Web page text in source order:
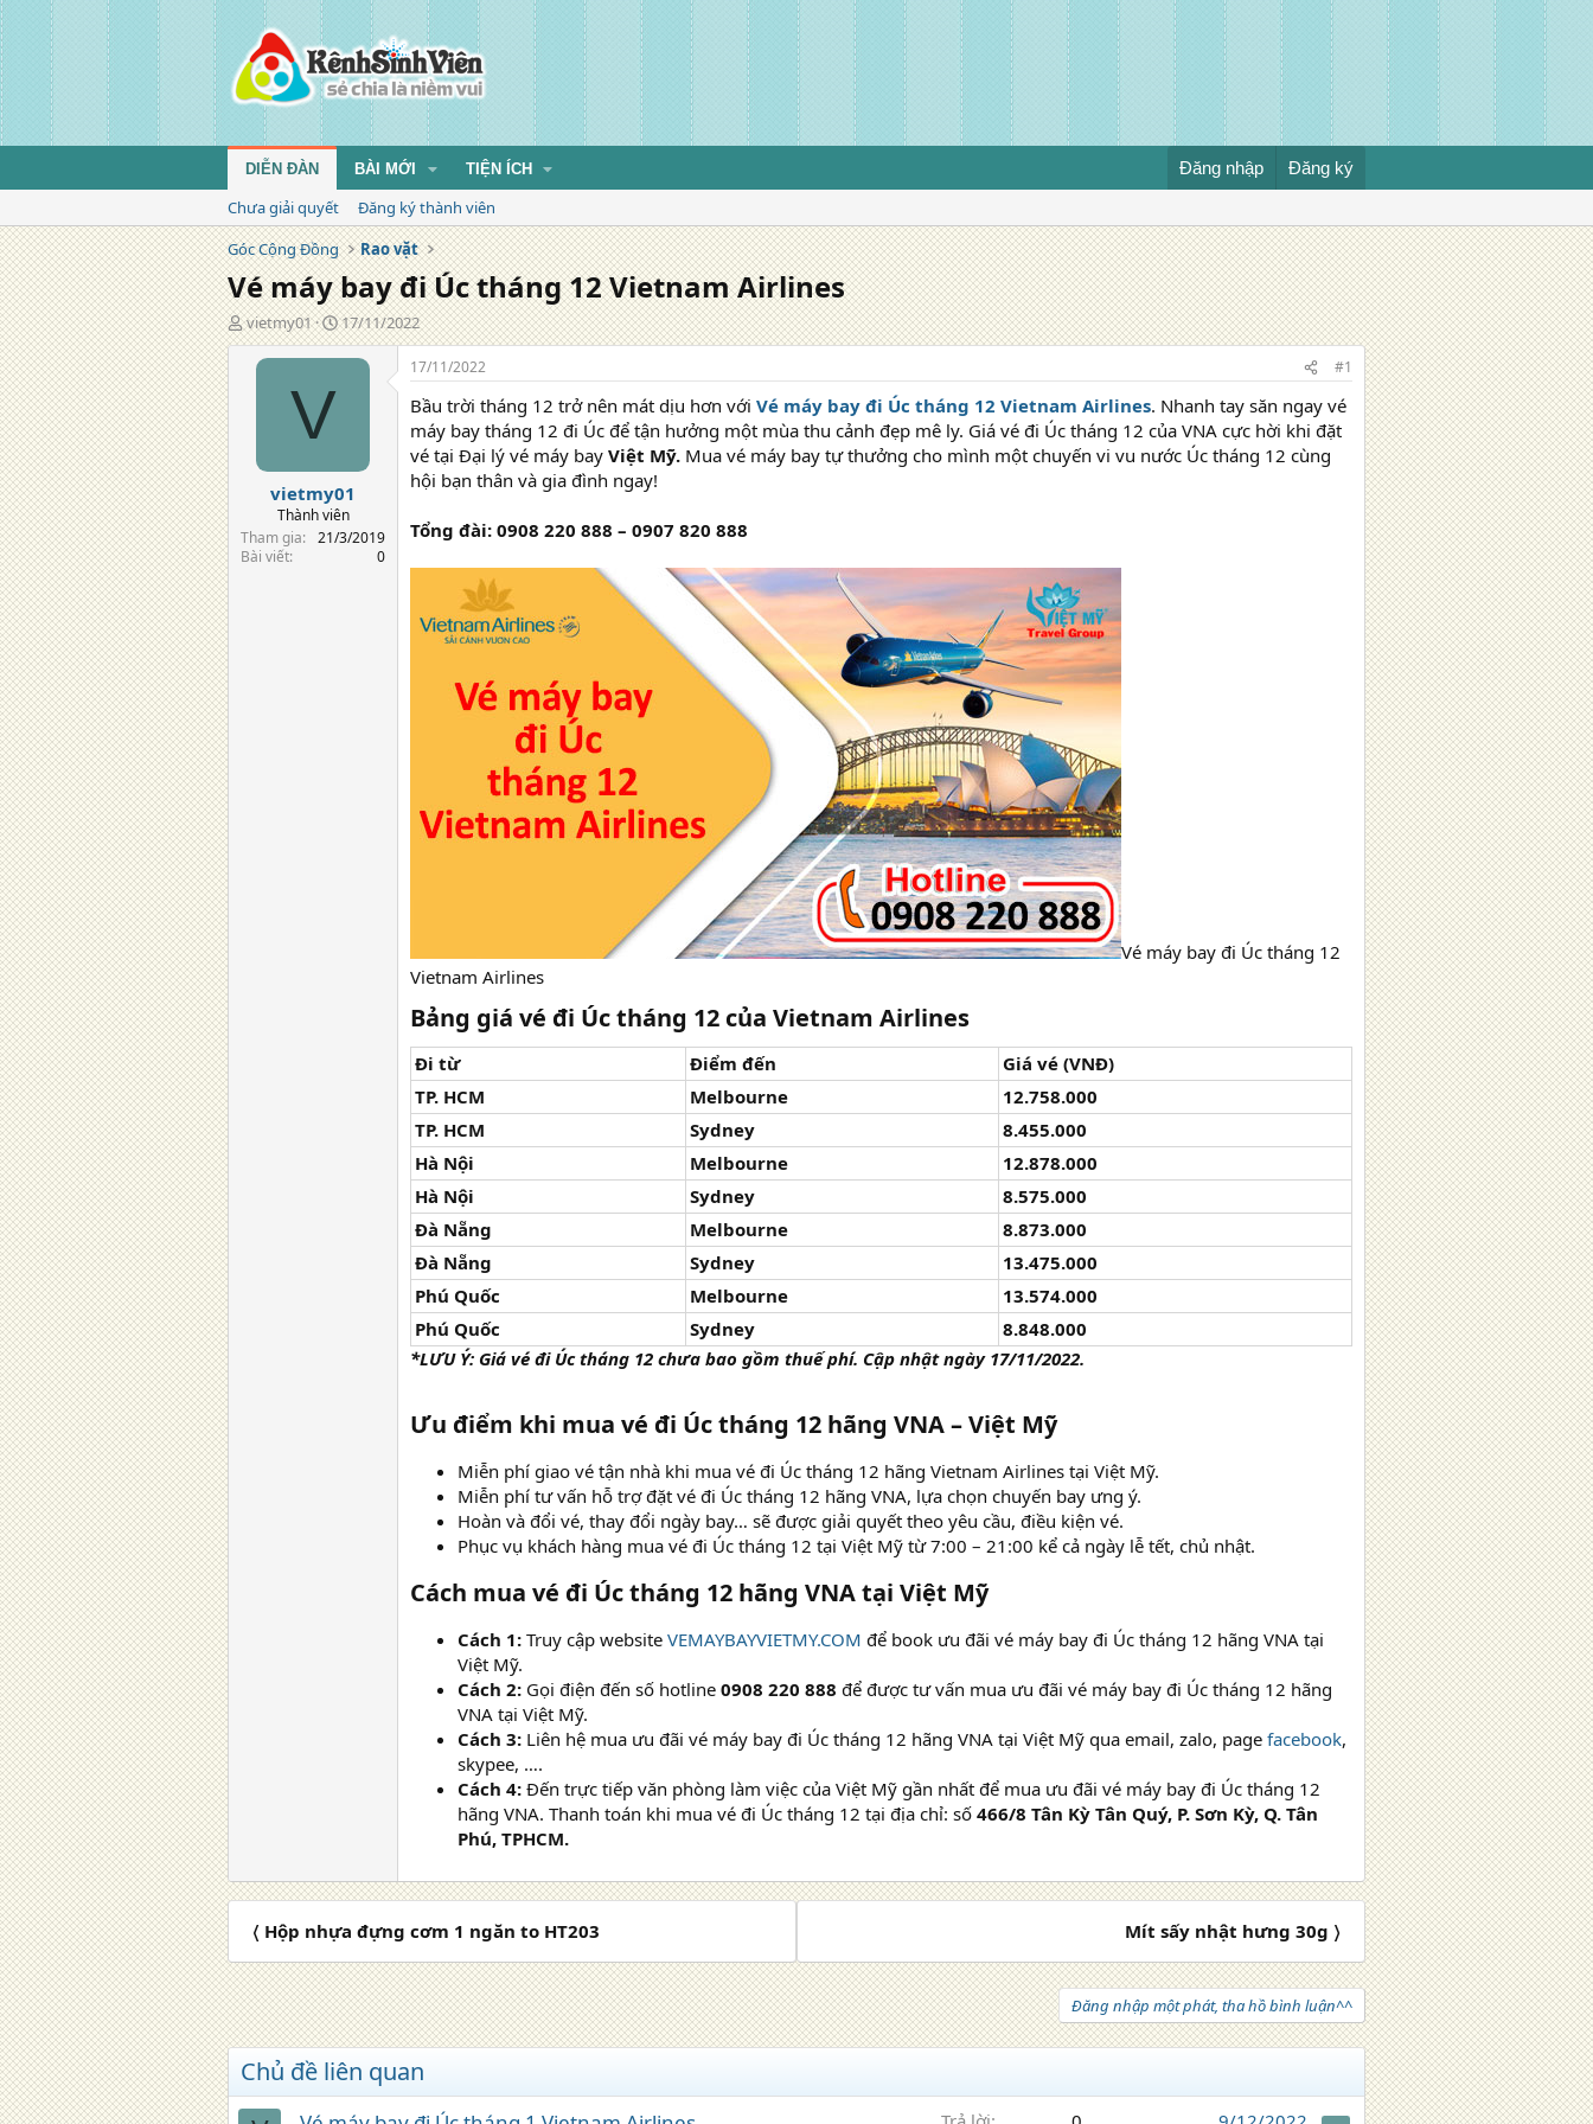
DIỄN ĐÀN BÀI MỚI TIỆN ÍCH Đăng nhập Đăng ký
Chưa giải quyết
Đăng ký thành viên
Góc Cộng Đồng
Rao vặt
Vé máy bay đi Úc tháng 12 Vietnam Airlines
T
á
vietmy01
N
g
à
g
17/11/2022
V
vietmy01
Thành viên
Tham gia
21/3/2019
Bài viết
0
17/11/2022 #1
Bầu trời tháng 12 trở nên mát dịu hơn với Vé máy bay đi Úc tháng 12 Vietnam Airlines. Nhanh tay săn ngay vé
máy bay tháng 12 đi Úc để tận hưởng một mùa thu cảnh đẹp mê ly. Giá vé đi Úc tháng 12 của VNA cực hời khi đặt
vé tại Đại lý vé máy bay Việt Mỹ. Mua vé máy bay tự thưởng cho mình một chuyến vi vu nước Úc tháng 12 cùng
hội bạn thân và gia đình ngay!
Tổng đài: 0908 220 888 – 0907 820 888
Vé máy bay đi Úc tháng 12
Vietnam Airlines
Bảng giá vé đi Úc tháng 12 của Vietnam Airlines
Đi từ Điểm đến
Giá vé (VNĐ)
TP. HCM
Melbourne
12.758.000
TP. HCM
Sydney
8.455.000
Hà Nội
Melbourne
12.878.000
Hà Nội
Sydney
8.575.000
Đà Nẵng
Melbourne
8.873.000
Đà Nẵng
Sydney
13.475.000
Phú Quốc
Melbourne
13.574.000
Phú Quốc
Sydney
8.848.000
*LƯU Ý: Giá vé đi Úc tháng 12 chưa bao gồm thuế phí. Cập nhật ngày 17/11/2022.
Ưu điểm khi mua vé đi Úc tháng 12 hãng VNA – Việt Mỹ
Miễn phí giao vé tận nhà khi mua vé đi Úc tháng 12 hãng Vietnam Airlines tại Việt Mỹ.
Miễn phí tư vấn hỗ trợ đặt vé đi Úc tháng 12 hãng VNA, lựa chọn chuyến bay ưng ý.
Hoàn và đổi vé, thay đổi ngày bay… sẽ được giải quyết theo yêu cầu, điều kiện vé.
Phục vụ khách hàng mua vé đi Úc tháng 12 tại Việt Mỹ từ 7:00 – 21:00 kể cả ngày lễ tết, chủ nhật.
Cách mua vé đi Úc tháng 12 hãng VNA tại Việt Mỹ
Cách 1: Truy cập website VEMAYBAYVIETMY.COM để book ưu đãi vé máy bay đi Úc tháng 12 hãng VNA tại
Việt Mỹ.
Cách 2: Gọi điện đến số hotline 0908 220 888 để được tư vấn mua ưu đãi vé máy bay đi Úc tháng 12 hãng
VNA tại Việt Mỹ.
Cách 3: Liên hệ mua ưu đãi vé máy bay đi Úc tháng 12 hãng VNA tại Việt Mỹ qua email, zalo, page facebook,
skypee, ….
Cách 4: Đến trực tiếp văn phòng làm việc của Việt Mỹ gần nhất để mua ưu đãi vé máy bay đi Úc tháng 12
hãng VNA. Thanh toán khi mua vé đi Úc tháng 12 tại địa chỉ: số 466/8 Tân Kỳ Tân Quý, P. Sơn Kỳ, Q. Tân
Phú, TPHCM.
〈 Hộp nhựa đựng cơm 1 ngăn to HT203 Mít sấy nhật hưng 30g 〉
Đăng nhập một phát, tha hồ bình luận^^
Chủ đề liên quan